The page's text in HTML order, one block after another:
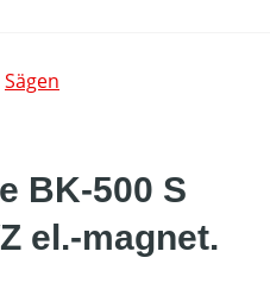
Sägen
BK-500 S
el.-magnet.